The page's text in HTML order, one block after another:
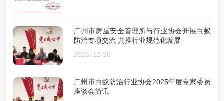
广州市房屋安全管理所与行业协会开展白蚁
防治专项交流 共推行业规范化发展
2025-12-26
广州市白蚁防治行业协会2025年度专家委员
座谈会简讯